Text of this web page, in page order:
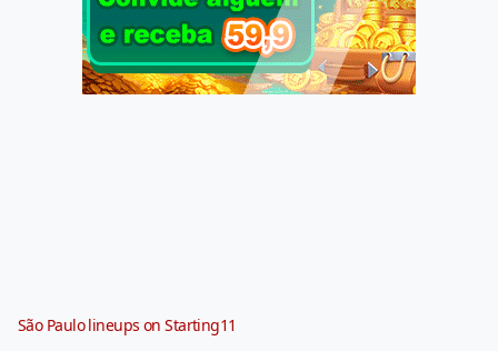
São Paulo lineups on Starting11